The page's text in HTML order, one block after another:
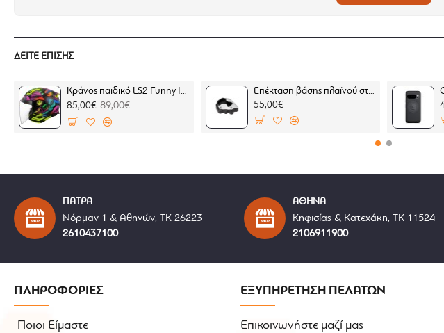
Διαστάσεις (Υ x Μ x Π): 9,5 x 6,5 x 2 εκ.
Μικρός όγκος για εύκολη αποθήκευση
ΔΕΙΤΕ ΕΠΙΣΗΣ
Κράνος παιδικό LS2 Funny II OF622 Joy
85,00€ 89,00€
Επέκταση βάσης πλαϊνού σταντ SW-Motech Moto Guzzi Stelvio 23-
55,00€
ΠΑΤΡΑ
Νόρμαν 1 & Αθηνών, ΤΚ 26223
2610437100
ΑΘΗΝΑ
Κηφισίας & Κατεχάκη, ΤΚ 11524
2106911900
ΠΛΗΡΟΦΟΡΙΕΣ
Ποιοι Είμαστε
ΕΞΥΠΗΡΕΤΗΣΗ ΠΕΛΑΤΩΝ
Επικοινωνήστε μαζί μας